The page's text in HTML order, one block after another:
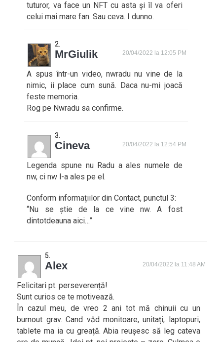
tuturor, va face un NFT cu asta și îl va oferi
celui mai mare fan. Sau ceva. I dunno.
MrGiulik 20/04/2022 la 12:05 PM
A spus într-un video, nwradu nu vine de la
nimic, ii place cum sună. Daca nu-mi joacă
feste memoria.
Rog pe Nwradu sa confirme.
Cineva 20/04/2022 la 12:54 PM
Legenda spune nu Radu a ales numele de
nw, ci nw l-a ales pe el.
Conform informațiilor din Contact, punctul 3:
“Nu se știe de la ce vine nw. A fost
dintotdeauna aici…”
Alex 20/04/2022 la 11:48 AM
Felicitari pt. perseverență!
Sunt curios ce te motivează.
În cazul meu, de vreo 2 ani tot mă chinuii cu un
burnout grav. Cand văd monitoare, unitați, laptopuri,
tablete ma ia cu greață. Abia reușesc să leg cateva